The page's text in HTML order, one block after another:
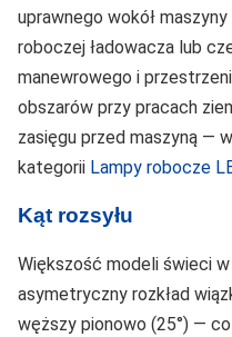
uprawnego wokół
roboczej ładowacza lub
manewrowego i
obszarów przy pracach
zasięgu przed maszyną —
kategorii Lampy robocze
Kąt rozsyłu
Większość modeli świeci
asymetryczny rozkład
węższy pionowo (25°) —